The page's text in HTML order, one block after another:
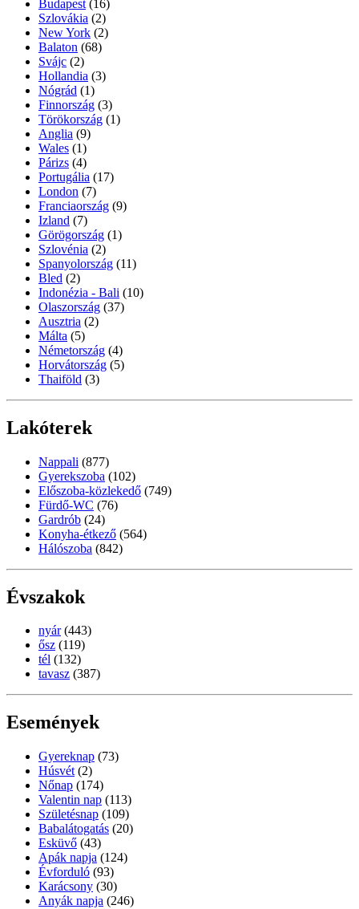
Budapest (16)
Szlovákia (2)
New York (2)
Balaton (68)
Svájc (2)
Hollandia (3)
Nógrád (1)
Finnország (3)
Törökország (1)
Anglia (9)
Wales (1)
Párizs (4)
Portugália (17)
London (7)
Franciaország (9)
Izland (7)
Görögország (1)
Szlovénia (2)
Spanyolország (11)
Bled (2)
Indonézia - Bali (10)
Olaszország (37)
Ausztria (2)
Málta (5)
Németország (4)
Horvátország (5)
Thaiföld (3)
Lakóterek
Nappali (877)
Gyerekszoba (102)
Előszoba-közlekedő (749)
Fürdő-WC (76)
Gardrób (24)
Konyha-étkező (564)
Hálószoba (842)
Évszakok
nyár (443)
ősz (119)
tél (132)
tavasz (387)
Események
Gyereknap (73)
Húsvét (2)
Nőnap (174)
Valentin nap (113)
Születésnap (109)
Babalátogatás (20)
Esküvő (43)
Apák napja (124)
Évforduló (93)
Karácsony (30)
Anyák napja (246)